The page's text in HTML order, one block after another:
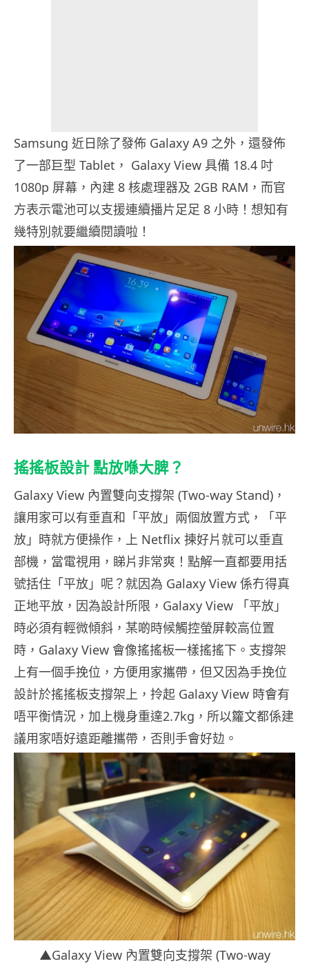
Samsung 近日除了發佈 Galaxy A9 之外，還發佈
了一部巨型 Tablet， Galaxy View 具備 18.4 吋
1080p 屏幕，內建 8 核處理器及 2GB RAM，而官
方表示電池可以支援連續播片足足 8 小時！想知有
幾特別就要繼續閱讀啦！
搖搖板設計 點放喺大脾？
Galaxy View 內置雙向支撐架 (Two-way Stand) ，
讓用家可以有垂直和「平放」兩個放置方式，「平
放」時就方便操作，上 Netflix 揀好片就可以垂直
部機，當電視用，睇片非常爽！點解一直都要用括
號括住「平放」呢？就因為 Galaxy View 係冇得真
正地平放，因為設計所限，Galaxy View 「平放」
時必須有輕微傾斜，某啲時候觸控螢屏較高位置
時，Galaxy View 會像搖搖板一樣搖搖下。支撐架
上有一個手挽位，方便用家攜帶，但又因為手挽位
設計於搖搖板支撐架上，拎起 Galaxy View 時會有
唔平衡情況，加上機身重達2.7kg，所以籮文都係建
議用家唔好遠距離攜帶，否則手會好攰。
▲Galaxy View 內置雙向支撐架 (Two-way